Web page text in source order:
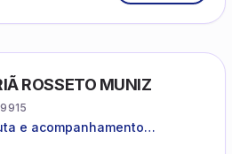
ROSSETO MUNIZ
e acompanhamento